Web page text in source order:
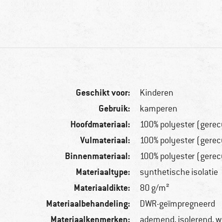
Geschikt voor: Kinderen
Gebruik: kamperen
Hoofdmateriaal: 100% polyester
Vulmateriaal: 100% polyester
Binnenmateriaal: 100% polyester
Materiaaltype: synthetische isolatie
Materiaaldikte: 80 g/m²
Materiaalbehandeling: DWR-geïmpregneerd
Materiaalkenmerken: ademend, isolerend,